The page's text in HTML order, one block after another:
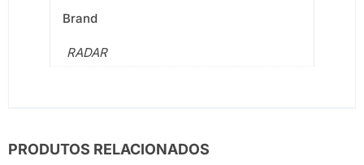
Brand
RADAR
PRODUTOS RELACIONADOS